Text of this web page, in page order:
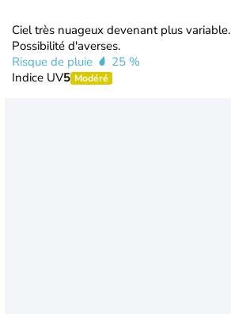
Ciel très nuageux devenant plus variable.
Possibilité d'averses.
Risque de pluie
25 %
Indice UV5 Modéré